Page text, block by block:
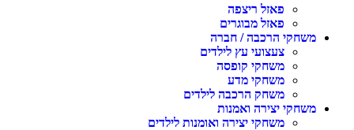
פאזל ריצפה
פאזל מבוגרים
הרכבה / חברה
צעצועי עץ לילדים
משחקי קופסה
משחקי מדע
משחק הרכבה לילדים
יצירה ואמנות
משחקי יצירה ואומנות לילדים